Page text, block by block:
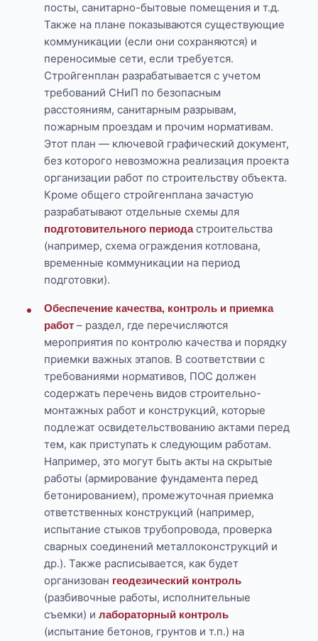
посты, санитарно-бытовые помещения и т.д.
Также на плане показываются существующие
коммуникации (если они сохраняются) и
переносимые сети, если требуется.
Стройгенплан разрабатывается с учетом
требований СНиП по безопасным
расстояниям, санитарным разрывам,
пожарным проездам и прочим нормативам.
Этот план — ключевой графический документ,
без которого невозможна реализация проекта
организации работ по строительству объекта.
Кроме общего стройгенплана зачастую
разрабатывают отдельные схемы для
подготовительного периодастроительства
(например, схема ограждения котлована,
временные коммуникации на период
подготовки).
Обеспечение качества, контроль и приемка
работ – раздел, где перечисляются
мероприятия по контролю качества и порядку
приемки важных этапов. В соответствии с
требованиями нормативов, ПОС должен
содержать перечень видов строительно-
монтажных работ и конструкций, которые
подлежат освидетельствованию актами перед
тем, как приступать к следующим работам.
Например, это могут быть акты на скрытые
работы (армирование фундамента перед
бетонированием), промежуточная приемка
ответственных конструкций (например,
испытание стыков трубопровода, проверка
сварных соединений металлоконструкций и
др.). Также расписывается, как будет
организован геодезический контроль
(разбивочные работы, исполнительные
съемки) илабораторный контроль
(испытание бетонов, грунтов и т.п.) на